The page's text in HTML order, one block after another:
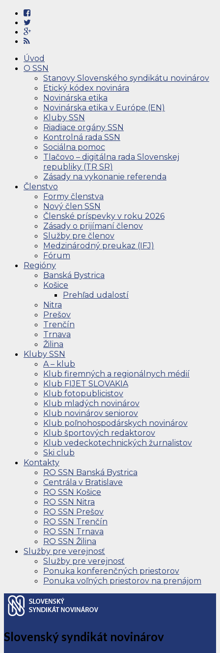
Úvod
O SSN
Stanovy Slovenského syndikátu novinárov
Etický kódex novinára
Novinárska etika
Novinárska etika v Európe (EN)
Kluby SSN
Riadiace orgány SSN
Kontrolná rada SSN
Sociálna pomoc
Tlačovo – digitálna rada Slovenskej
republiky (TR SR)
Zásady na vykonanie referenda
Členstvo
Formy členstva
Nový člen SSN
Členské príspevky v roku 2026
Zásady o prijímaní členov
Služby pre členov
Medzinárodný preukaz (IFJ)
Fórum
Regióny
Banská Bystrica
Košice
Prehľad udalostí
Nitra
Prešov
Trenčín
Trnava
Žilina
Kluby SSN
A – klub
Klub firemných a regionálnych médií
Klub FIJET SLOVAKIA
Klub fotopublicistov
Klub mladých novinárov
Klub novinárov seniorov
Klub poľnohospodárskych novinárov
Klub športových redaktorov
Klub vedeckotechnických žurnalistov
Ski club
Kontakty
RO SSN Banská Bystrica
Centrála v Bratislave
RO SSN Košice
RO SSN Nitra
RO SSN Prešov
RO SSN Trenčín
RO SSN Trnava
RO SSN Žilina
Služby pre verejnosť
Služby pre verejnosť
Ponuka konferenčných priestorov
Ponuka voľných priestorov na prenájom
Slovenský syndikát novinárov